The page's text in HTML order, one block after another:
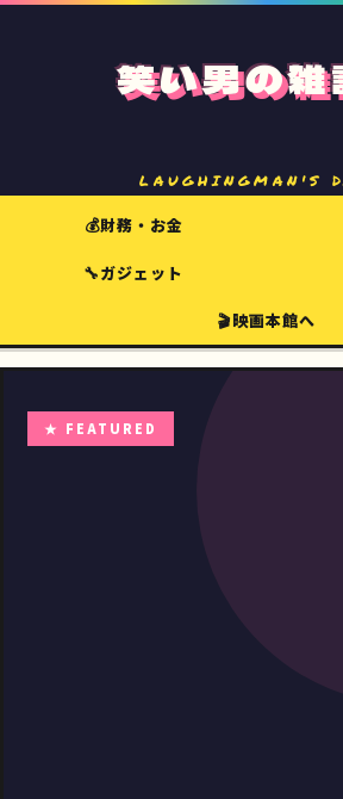
笑い男の雑
LAUGHINGMAN'S
💰財務・お金
🔧ガジェット
🎬映画本館へ
★ FEATURED